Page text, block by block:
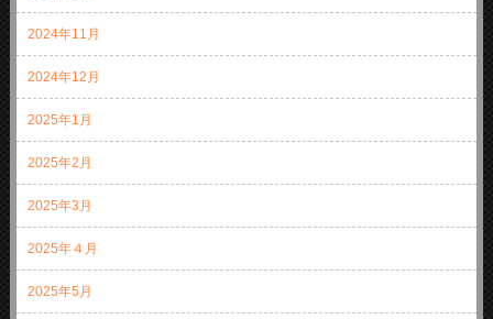
2024年11月
2024年12月
2025年1月
2025年2月
2025年3月
2025年４月
2025年5月